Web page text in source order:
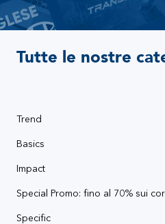
Tutte le nostre
Trend
Basics
Impact
Special Promo: fino al 70% sui
Specific